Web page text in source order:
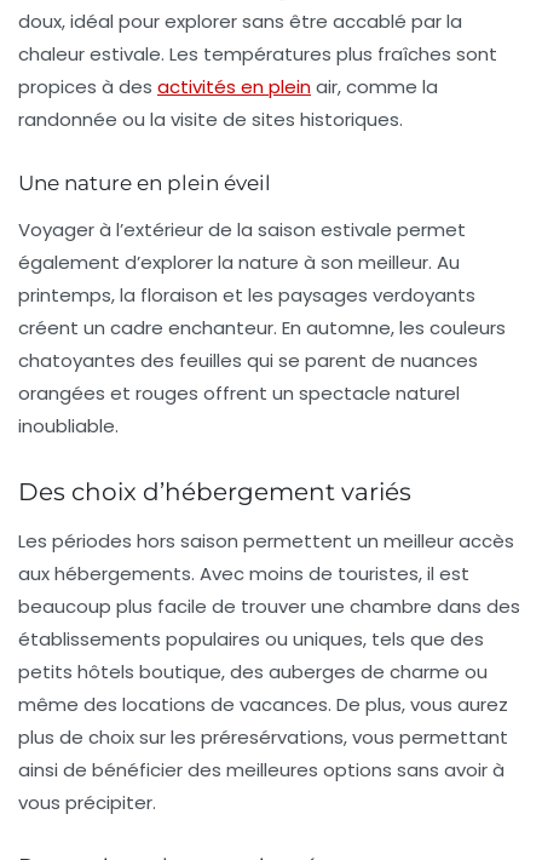
doux, idéal pour explorer sans être accablé par la
chaleur estivale. Les températures plus fraîches sont
propices à des activités en pleinair, comme la
randonnée ou la visite de sites historiques.
Une nature en plein éveil
Voyager à l’extérieur de la saison estivale permet
également d’explorer la nature à son meilleur. Au
printemps, la floraison et les paysages verdoyants
créent un cadre enchanteur. En automne, les couleurs
chatoyantes des feuilles qui se parent de nuances
orangées et rouges offrent un spectacle naturel
inoubliable.
Des choix d’hébergement variés
Les périodes hors saison permettent un meilleur accès
aux hébergements. Avec moins de touristes, il est
beaucoup plus facile de trouver une chambre dans des
établissements populaires ou uniques, tels que des
petits hôtels boutique, des auberges de charme ou
même des locations de vacances. De plus, vous aurez
plus de choix sur les préresérvations, vous permettant
ainsi de bénéficier des meilleures options sans avoir à
vous précipiter.